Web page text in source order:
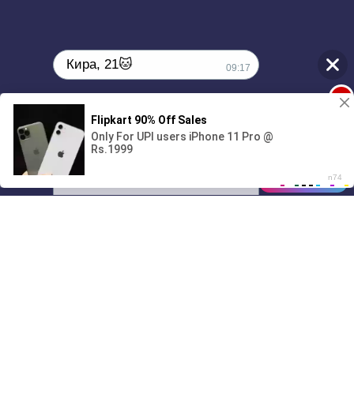
01/07
00:00
Кира, 21🐱 09:17
Поиграешь со мной? 💖🐾
1